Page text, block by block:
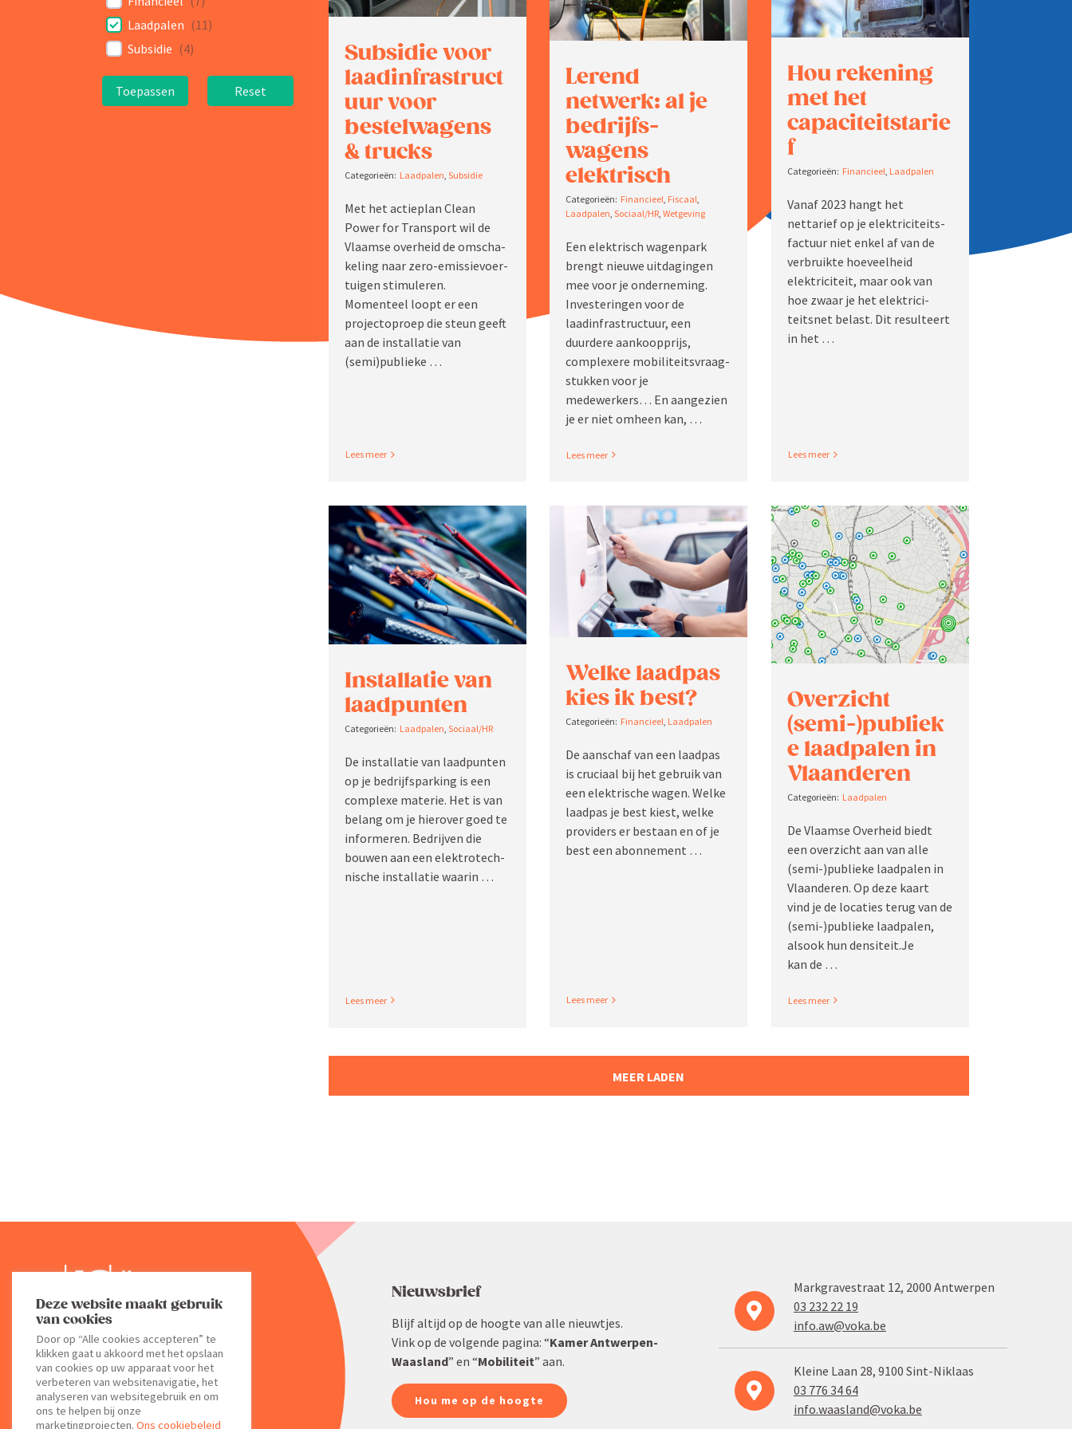
Laadpalen (11)
Subsidie (4)
Toepassen Reset
Subsidie voor
laadinfrastruct
uur voor
bestel­wagens
& trucks
Laadpalen ,Subsidie
Met het actieplan Clean
Power for Transport wil de
Vlaamse overheid de omscha­
keling naar zero-emissie­voer­
tuigen stimu­leren.
Momenteel loopt er een
projec­toproep die steun geeft
aan de instal­latie van
(semi)publieke …
Read More
Lerend
netwerk: al je
bedrijfs­
wagens
elektrisch
Finan­cieel Fiscaal
Laadpalen ,Sociaal/HR ,Wetgeving
Een elektrisch wagenpark
brengt nieuwe uitda­gingen
mee voor je onder­neming.
Inves­te­ringen voor de
laadinfrastructuur, een
duurdere aankoop­prijs,
complexere mobili­teits­vraag­
stukken voor je
medewerkers… En aangezien
je er niet omheen kan, …
Read More
Hou rekening
met het
capaciteitstarie
f
Finan­cieel, Laadpalen
Vanaf 2023 hangt het
nettarief op je elektri­ci­teits­
factuur niet enkel af van de
verbruikte hoeveelheid
elektri­citeit, maar ook van
hoe zwaar je het elektri­ci­
teitsnet belast. Dit resul­teert
in het …
Read More
Instal­latie van
laadpunten
Laadpalen,Sociaal/HR
De instal­latie van laadpunten
op je bedrijfs­parking is een
complexe materie. Het is van
belang om je hierover goed te
infor­meren. Bedrijven die
bouwen aan een elektro­tech­
nische instal­latie waarin …
Read More
Welke laadpas
kies ik best?
Finan­cieel, Laadpalen
De aanschaf van een laadpas
is cruciaal bij het gebruik van
een elektrische wagen. Welke
laadpas je best kiest, welke
providers er bestaan en of je
best een abonnement …
Read More
Overzicht
(semi-)publiek
e laadpalen in
Vlaanderen
Laadpalen
De Vlaamse Overheid biedt
een overzicht aan van alle
(semi-)publieke laadpalen in
Vlaan­deren. Op deze kaart
vind je de locaties terug van de
(semi-)publieke laadpalen,
alsook hun densiteit.Je
kan de …
Read More
MEER LADEN
CONTACTEER ONS
Nieuws­brief
Blijf altijd op de hoogte van alle nieuwtjes.
Vink op de volgende pagina: “Kamer Antwerpen-
Waasland” en “Mobiliteit” aan.
Hou me op de hoogte
Markgra­vestraat 12, 2000 Antwerpen
03 232 22 19
info.aw@voka.be
Kleine Laan 28, 9100 Sint-Niklaas
03 776 34 64
info.waasland@voka.be
Deze website maakt gebruik
van cookies
Door op “Alle cookies accepteren” te
klikken gaat u akkoord met het opslaan
van cookies op uw apparaat voor het
verbeteren van websitenavigatie, het
analyseren van websitegebruik en om
ons te helpen bij onze
marketingprojecten. Ons cookiebeleid